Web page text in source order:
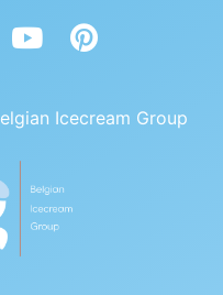
YouTubePinterest
Icecream Group